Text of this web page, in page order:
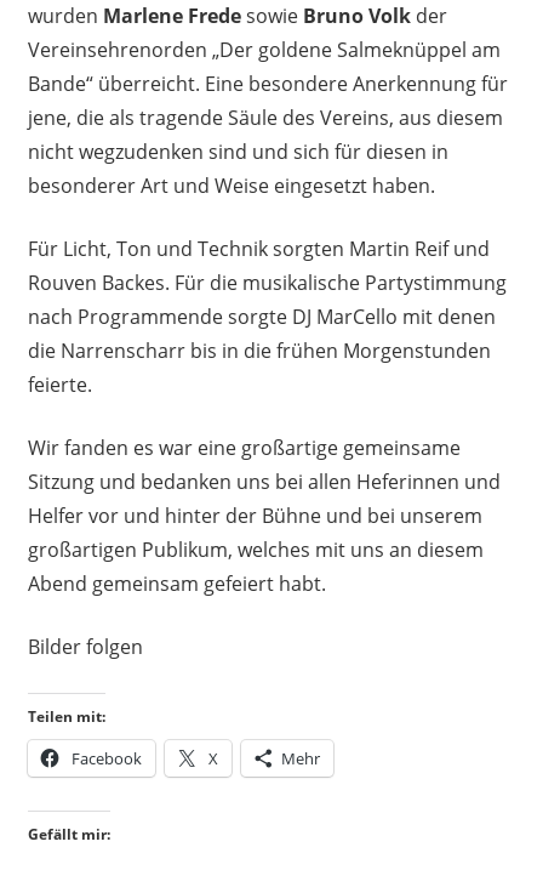
wurden Marlene Fredesowie Bruno Volkder
Vereinsehrenorden „Der goldene Salmeknüppel am
Bande“ überreicht. Eine besondere Anerkennung für
jene, die als tragende Säule des Vereins, aus diesem
nicht wegzudenken sind und sich für diesen in
besonderer Art und Weise eingesetzt haben.
Für Licht, Ton und Technik sorgten Martin Reif und
Rouven Backes. Für die musikalische Partystimmung
nach Programmende sorgte DJ MarCello mit denen
die Narrenscharr bis in die frühen Morgenstunden
feierte.
Wir fanden es war eine großartige gemeinsame
Sitzung und bedanken uns bei allen Heferinnen und
Helfer vor und hinter der Bühne und bei unserem
großartigen Publikum, welches mit uns an diesem
Abend gemeinsam gefeiert habt.
Bilder folgen
Teilen mit:
Facebook X Mehr
Gefällt mir: